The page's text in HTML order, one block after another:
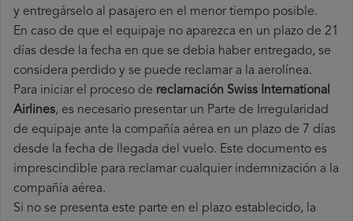
y entregárselo al pasajero en el menor tiempo posible.
En caso de que el equipaje no aparezca en un plazo de 21
días desde la fecha en que se debía haber entregado, se
considera perdido y se puede reclamar a la aerolínea.
Para iniciar el proceso de reclamación Swiss International
Airlines, es necesario presentar un Parte de Irregularidad
de equipaje ante la compañía aérea en un plazo de 7 días
desde la fecha de llegada del vuelo. Este documento es
imprescindible para reclamar cualquier indemnización a la
compañía aérea.
Si no se presenta este parte en el plazo establecido, la